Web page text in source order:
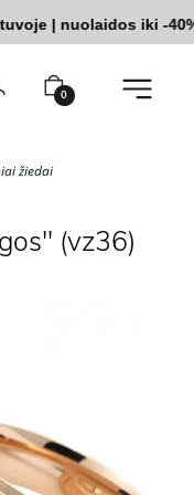
|nuolaidos iki -40%
0
žiedai
(vz36)